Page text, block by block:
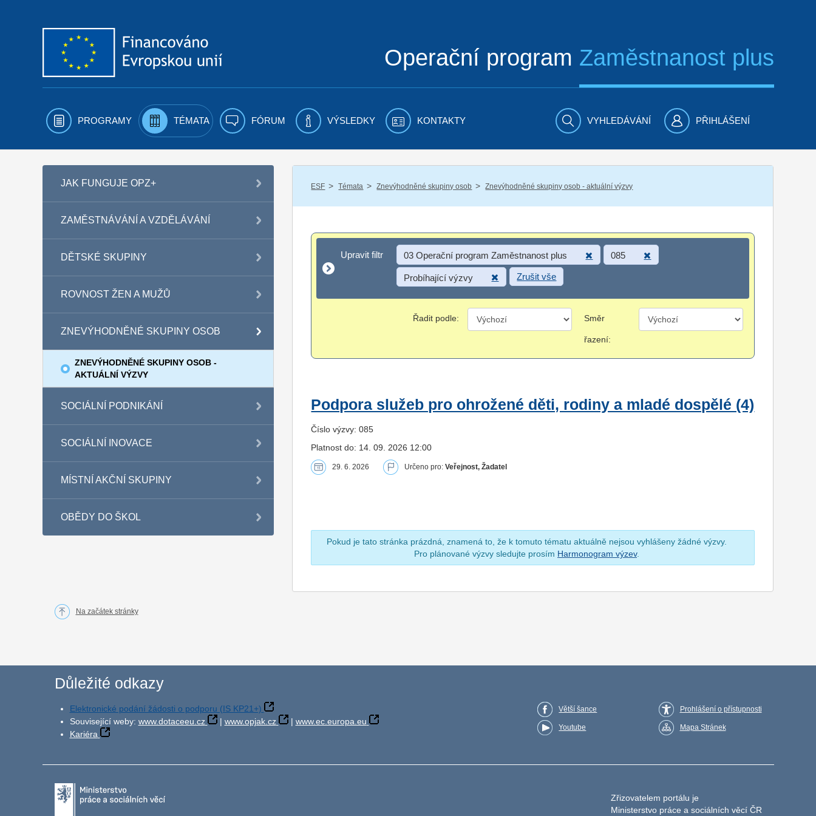
Operační program Zaměstnanost plus
PROGRAMY TÉMATA FÓRUM VÝSLEDKY KONTAKTY VYHLEDÁVÁNÍ PŘIHLÁŠENÍ
JAK FUNGUJE OPZ+
ZAMĚSTNÁVÁNÍ A VZDĚLÁVÁNÍ
DĚTSKÉ SKUPINY
ROVNOST ŽEN A MUŽŮ
ZNEVÝHODNĚNÉ SKUPINY OSOB
ZNEVÝHODNĚNÉ SKUPINY OSOB -
AKTUÁLNÍ VÝZVY
SOCIÁLNÍ PODNIKÁNÍ
SOCIÁLNÍ INOVACE
MÍSTNÍ AKČNÍ SKUPINY
OBĚDY DO ŠKOL
ESF / Témata / Znevýhodněné skupiny osob / Znevýhodněné skupiny osob - aktuální výzvy
Upravit filtr
Upravit filtr 03 Operační program Zaměstnanost plus 085
Probíhající výzvy Zrušit vše
Řadit podle: Směr
řazení:
Podpora služeb pro ohrožené děti, rodiny a mladé dospělé (4)
Číslo výzvy: 085
Platnost do: 14. 09. 2026 12:00
29. 6. 2026 Určeno pro:Veřejnost, Žadatel
Pokud je tato stránka prázdná, znamená to, že k tomuto tématu aktuálně nejsou vyhlášeny žádné výzvy.
Pro plánované výzvy sledujte prosím Harmonogram výzev.
Na začátek stránky
Důležité odkazy
Elektronické podání žádosti o podporu (IS KP21+)
Související weby: www.dotaceeu.cz | www.opjak.cz | www.ec.europa.eu
Kariéra
Větší šance
Youtube
Prohlášení o přístupnosti
Mapa Stránek
Zřizovatelem portálu je
Ministerstvo práce a sociálních věcí ČR